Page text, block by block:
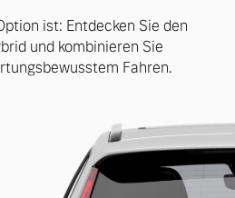
ist: Entdecken Sie den
und kombinieren Sie
Fahren.